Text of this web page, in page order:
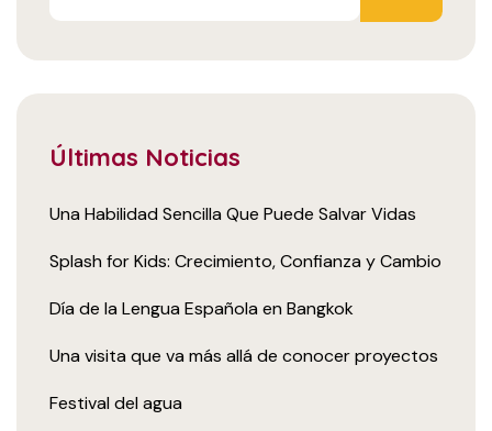
Últimas Noticias
Una Habilidad Sencilla Que Puede Salvar Vidas
Splash for Kids: Crecimiento, Confianza y Cambio
Día de la Lengua Española en Bangkok
Una visita que va más allá de conocer proyectos
Festival del agua